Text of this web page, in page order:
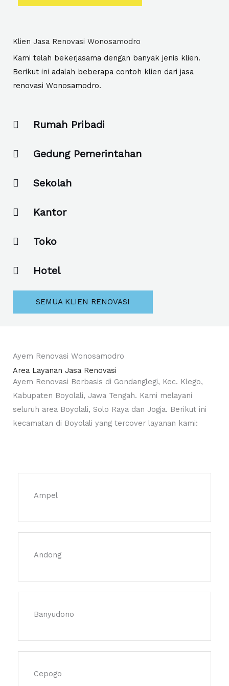
Klien Jasa Renovasi Wonosamodro
Kami telah bekerjasama dengan banyak jenis klien.
Berikut ini adalah beberapa contoh klien dari jasa
renovasi Wonosamodro.
Rumah Pribadi
Gedung Pemerintahan
Sekolah
Kantor
Toko
Hotel
SEMUA KLIEN RENOVASI
Ayem Renovasi Wonosamodro
Area Layanan Jasa Renovasi
Ayem Renovasi Berbasis di Gondanglegi, Kec. Klego,
Kabupaten Boyolali, Jawa Tengah. Kami melayani
seluruh area Boyolali, Solo Raya dan Jogja. Berikut ini
kecamatan di Boyolali yang tercover layanan kami:
Ampel
Andong
Banyudono
Cepogo